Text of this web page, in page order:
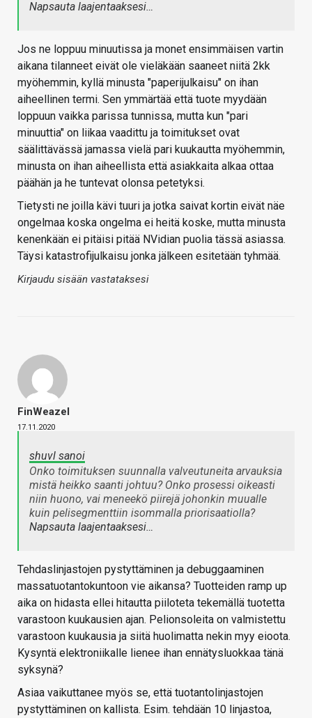
Napsauta laajentaaksesi…
Jos ne loppuu minuutissa ja monet ensimmäisen vartin
aikana tilanneet eivät ole vieläkään saaneet niitä 2kk
myöhemmin, kyllä minusta "paperijulkaisu" on ihan
aiheellinen termi. Sen ymmärtää että tuote myydään
loppuun vaikka parissa tunnissa, mutta kun "pari
minuuttia" on liikaa vaadittu ja toimitukset ovat
säälittävässä jamassa vielä pari kuukautta myöhemmin,
minusta on ihan aiheellista että asiakkaita alkaa ottaa
päähän ja he tuntevat olonsa petetyksi.
Tietysti ne joilla kävi tuuri ja jotka saivat kortin eivät näe
ongelmaa koska ongelma ei heitä koske, mutta minusta
kenenkään ei pitäisi pitää NVidian puolia tässä asiassa.
Täysi katastrofijulkaisu jonka jälkeen esitetään tyhmää.
Kirjaudu sisään vastataksesi
FinWeazel
17.11.2020
shuvl sanoi
Onko toimituksen suunnalla valveutuneita arvauksia
mistä heikko saanti johtuu? Onko prosessi oikeasti
niin huono, vai meneekö piirejä johonkin muualle
kuin pelisegmenttiin isommalla priorisaatiolla?
Napsauta laajentaaksesi…
Tehdaslinjastojen pystyttäminen ja debuggaaminen
massatuotantokuntoon vie aikansa? Tuotteiden ramp up
aika on hidasta ellei hitautta piiloteta tekemällä tuotetta
varastoon kuukausien ajan. Pelionsoleita on valmistettu
varastoon kuukausia ja siitä huolimatta nekin myy eioota.
Kysyntä elektroniikalle lienee ihan ennätysluokkaa tänä
syksynä?
Asiaa vaikuttanee myös se, että tuotantolinjastojen
pystyttäminen on kallista. Esim. tehdään 10 linjastoa,